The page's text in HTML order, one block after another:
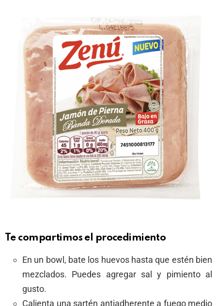
Te compartimos el procedimiento
En un bowl, bate los huevos hasta que estén bien
mezclados. Puedes agregar sal y pimiento al
gusto.
Calienta una sartén antiadherente a fuego medio